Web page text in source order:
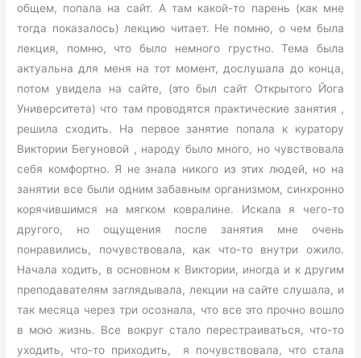
общем, попала на сайт. А там какой-то парень (как мне
тогда показалось) лекцию читает. Не помню, о чем была
лекция, помню, что было немного грустно. Тема была
актуальна для меня на тот момент, дослушала до конца,
потом увидела на сайте, (это был сайт Открытого Йога
Университета) что там проводятся практические занятия ,
решила сходить. На первое занятие попала к куратору
Виктории Бегуновой , народу было много, но чувствовала
себя комфортно. Я не знала никого из этих людей, но на
занятии все были одним забавным организмом, синхронно
корячившимся на мягком ковралине. Искала я чего-то
другого, но ощущения после занятия мне очень
понравились, почувствовала, как что-то внутри ожило.
Начала ходить, в основном к Виктории, иногда и к другим
преподавателям заглядывала, лекции на сайте слушала, и
так месяца через три осознала, что все это прочно вошло
в мою жизнь. Все вокруг стало перестраиваться, что-то
уходить, что-то приходить, я почувствовала, что стала